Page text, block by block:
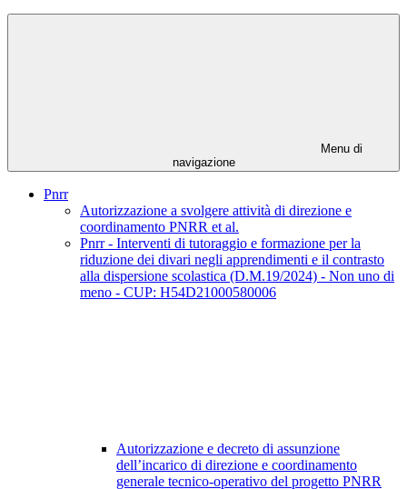
Menu di
navigazione
Pnrr
Autorizzazione a svolgere attività di direzione e
coordinamento PNRR et al.
Pnrr - Interventi di tutoraggio e formazione per la
riduzione dei divari negli apprendimenti e il contrasto
alla dispersione scolastica (D.M.19/2024) - Non uno di
meno - CUP: H54D21000580006
Autorizzazione e decreto di assunzione
dell’incarico di direzione e coordinamento
generale tecnico-operativo del progetto PNRR